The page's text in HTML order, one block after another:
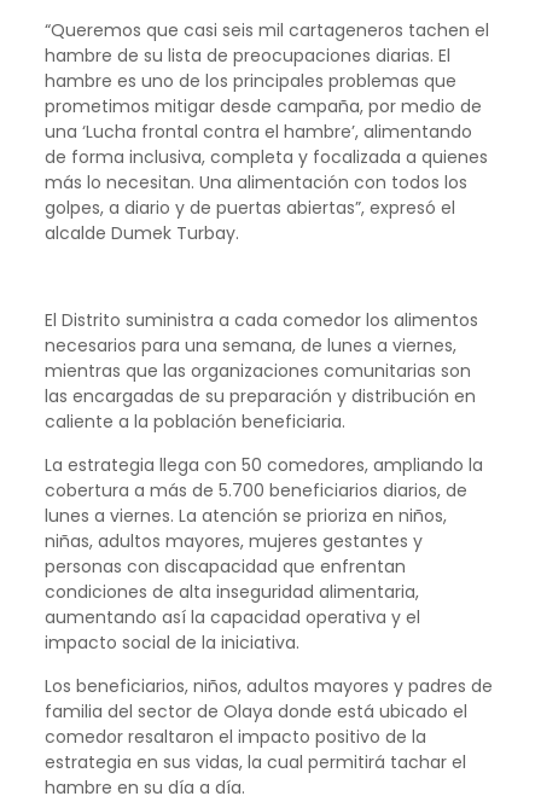
“Queremos que casi seis mil cartageneros tachen el
hambre de su lista de preocupaciones diarias. El
hambre es uno de los principales problemas que
prometimos mitigar desde campaña, por medio de
una ‘Lucha frontal contra el hambre’, alimentando
de forma inclusiva, completa y focalizada a quienes
más lo necesitan. Una alimentación con todos los
golpes, a diario y de puertas abiertas”, expresó el
alcalde Dumek Turbay.
El Distrito suministra a cada comedor los alimentos
necesarios para una semana, de lunes a viernes,
mientras que las organizaciones comunitarias son
las encargadas de su preparación y distribución en
caliente a la población beneficiaria.
La estrategia llega con 50 comedores, ampliando la
cobertura a más de 5.700 beneficiarios diarios, de
lunes a viernes. La atención se prioriza en niños,
niñas, adultos mayores, mujeres gestantes y
personas con discapacidad que enfrentan
condiciones de alta inseguridad alimentaria,
aumentando así la capacidad operativa y el
impacto social de la iniciativa.
Los beneficiarios, niños, adultos mayores y padres de
familia del sector de Olaya donde está ubicado el
comedor resaltaron el impacto positivo de la
estrategia en sus vidas, la cual permitirá tachar el
hambre en su día a día.